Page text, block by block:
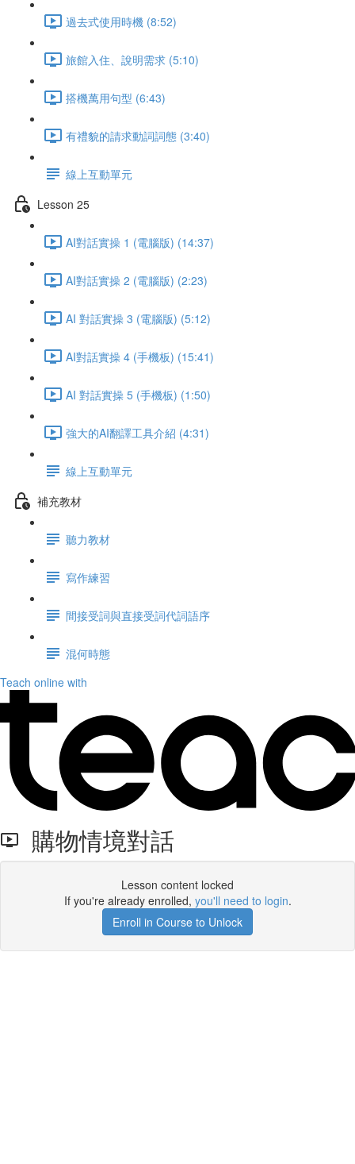
過去式使用時機 (8:52)
旅館入住、說明需求 (5:10)
搭機萬用句型 (6:43)
有禮貌的請求動詞詞態 (3:40)
線上互動單元
Lesson 25
AI對話實操 1 (電腦版) (14:37)
AI對話實操 2 (電腦版) (2:23)
AI 對話實操 3 (電腦版) (5:12)
AI對話實操 4 (手機板) (15:41)
AI 對話實操 5 (手機板) (1:50)
強大的AI翻譯工具介紹 (4:31)
線上互動單元
補充教材
聽力教材
寫作練習
間接受詞與直接受詞代詞語序
混何時態
Teach online with
購物情境對話
Lesson content locked
If you're already enrolled, you'll need to login.
Enroll in Course to Unlock